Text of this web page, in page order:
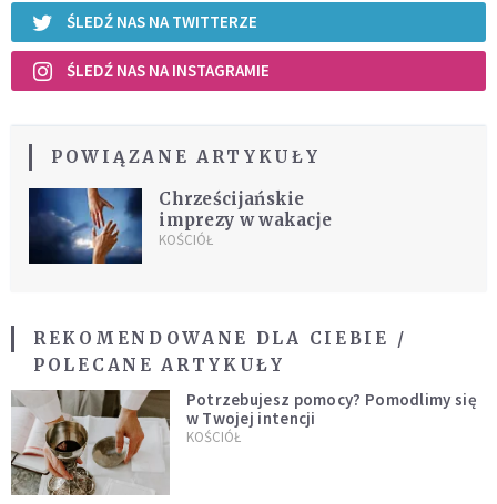
ŚLEDŹ NAS NA TWITTERZE
ŚLEDŹ NAS NA INSTAGRAMIE
POWIĄZANE ARTYKUŁY
Chrześcijańskie
imprezy w wakacje
KOŚCIÓŁ
REKOMENDOWANE DLA CIEBIE /
POLECANE ARTYKUŁY
Potrzebujesz pomocy? Pomodlimy się
w Twojej intencji
KOŚCIÓŁ